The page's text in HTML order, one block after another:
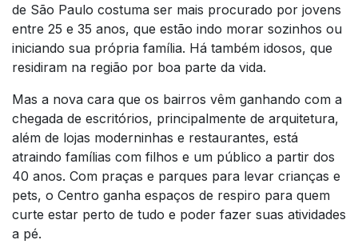
de São Paulo costuma ser mais procurado por jovens
entre 25 e 35 anos, que estão indo morar sozinhos ou
iniciando sua própria família. Há também idosos, que
residiram na região por boa parte da vida.
Mas a nova cara que os bairros vêm ganhando com a
chegada de escritórios, principalmente de arquitetura,
além de lojas moderninhas e restaurantes, está
atraindo famílias com filhos e um público a partir dos
40 anos. Com praças e parques para levar crianças e
pets, o Centro ganha espaços de respiro para quem
curte estar perto de tudo e poder fazer suas atividades
a pé.